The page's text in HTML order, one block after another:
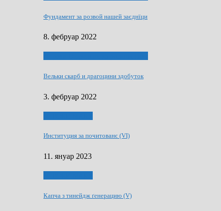
Фундамент за розвой нашей заєднїци
8. фебруар 2022
Вельки скарб и драгоцини здобуток
3. фебруар 2022
Институция за почитованє (VI)
11. януар 2023
Капча з тинейдж ґенерацию (V)